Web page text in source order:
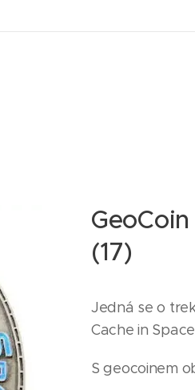
(17)
Jedná se o
Cache in
S geocoinem